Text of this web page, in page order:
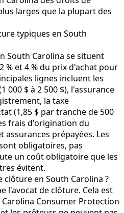
larges que la plupart des
typiques en South
South Carolina se situent
% et 4 % du prix d'achat pour
lignes incluent les
000 $ à 2 500 $), l'assurance
la taxe
(1,85 $ par tranche de 500
frais d'origination du
assurances prépayées. Les
obligatoires, pas
un coût obligatoire que les
évitent.
clôture en South Carolina ?
l'avocat de clôture. Cela est
Consumer Protection